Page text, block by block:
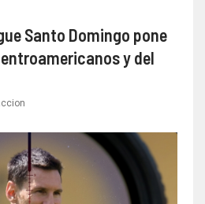
Santo Domingo pone
y del